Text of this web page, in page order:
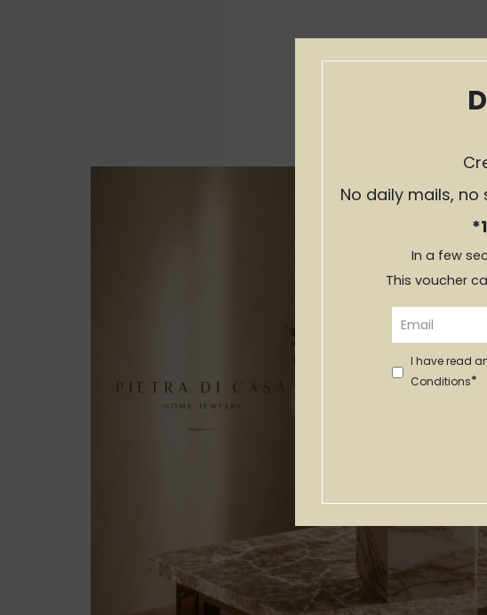
No daily mails,
In a few
This voucher
I have read
Conditions*